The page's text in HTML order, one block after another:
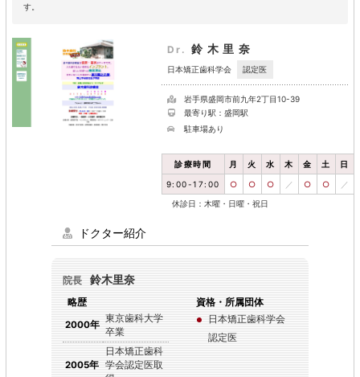
す。
Dr. 鈴木里奈
日本矯正歯科学会 認定医
岩手県盛岡市前九年2丁目10-39
最寄り駅：盛岡駅
駐車場あり
診療時間 月 火 水 木 金 土 日
9:00-17:00 ○ ○ ○ ／ ○ ○ ／
休診日：木曜・日曜・祝日
ドクター紹介
院長 鈴木里奈
略歴
2000年
東京歯科大学
卒業
2005年
日本矯正歯科
学会認定医取
資格・所属団体
日本矯正歯科学会
認定医